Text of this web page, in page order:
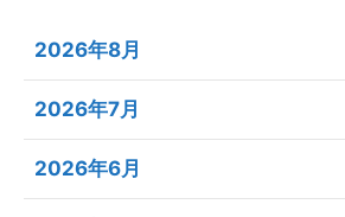
2026年8月
2026年7月
2026年6月